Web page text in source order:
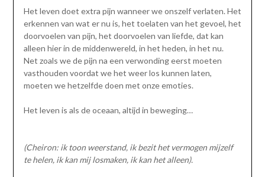
Het leven doet extra pijn wanneer we onszelf verlaten. Het
erkennen van wat er nu is, het toelaten van het gevoel, het
doorvoelen van pijn, het doorvoelen van liefde, dat kan
alleen hier in de middenwereld, in het heden, in het nu.
Net zoals we de pijn na een verwonding eerst moeten
vasthouden voordat we het weer los kunnen laten,
moeten we hetzelfde doen met onze emoties.
Het leven is als de oceaan, altijd in beweging…
(Cheiron: ik toon weerstand, ik bezit het vermogen mijzelf
te helen, ik kan mij losmaken, ik kan het alleen).